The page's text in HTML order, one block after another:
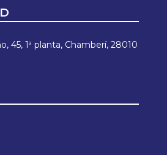
45, 1ª planta, Chamberí, 28010